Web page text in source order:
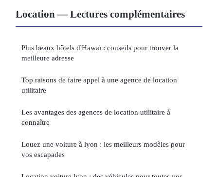
Location — Lectures complémentaires
Plus beaux hôtels d'Hawaï : conseils pour trouver la
meilleure adresse
Top raisons de faire appel à une agence de location
utilitaire
Les avantages des agences de location utilitaire à
connaître
Louez une voiture à lyon : les meilleurs modèles pour
vos escapades